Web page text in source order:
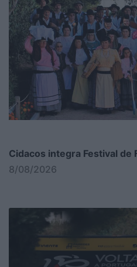
Cidacos integra Festival de
8/08/2026